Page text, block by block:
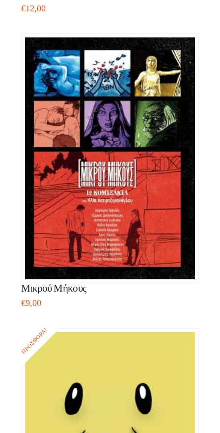
€12,00
Μικρού Μήκους
€9,00
ΠΡΟΣΦΟΡΆ!